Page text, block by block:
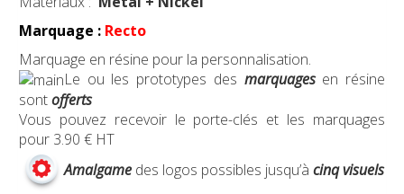
Marquage : Recto
Marquage en résine pour la personnalisation.
Le ou les prototypes des marquagesen résine
sontofferts
Vous pouvez recevoir le porte-clés et les marquages
pour 3.90 € HT
Amalgame des logos possibles jusqu’à cinq visuels